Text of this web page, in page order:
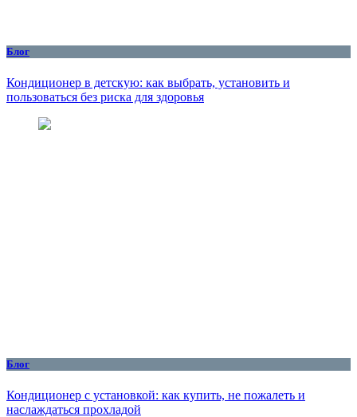
Блог
Кондиционер в детскую: как выбрать, установить и
пользоваться без риска для здоровья
Блог
Кондиционер с установкой: как купить, не пожалеть и
наслаждаться прохладой